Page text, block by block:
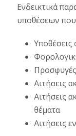
Ενδεικτικά
υποθέσεων
Αιτήσεις
Αιτήσεις
θέματα
Αιτήσεις